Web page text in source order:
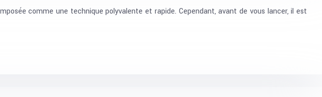
comme une technique polyvalente et rapide. Cependant, avant de vous lancer, il est